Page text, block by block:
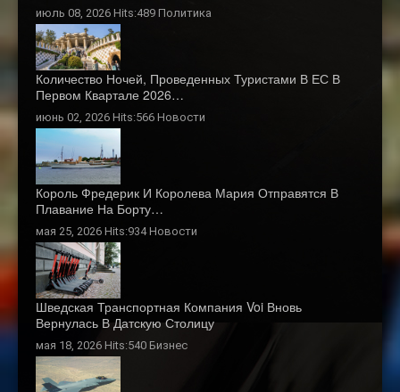
июль 08, 2026 Hits:489 Политика
Количество Ночей, Проведенных Туристами В ЕС В
Первом Квартале 2026…
июнь 02, 2026 Hits:566 Новости
Король Фредерик И Королева Мария Отправятся В
Плавание На Борту…
мая 25, 2026 Hits:934Новости
Шведская Транспортная Компания Voi Вновь
Вернулась В Датскую Столицу
мая 18, 2026 Hits:540 Бизнес